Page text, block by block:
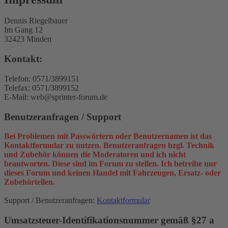
Dennis Riegelbauer
Im Gang 12
32423 Minden
Kontakt:
Telefon: 0571/3899151
Telefax: 0571/3899152
E-Mail: web@sprinter-forum.de
Benutzeranfragen / Support
Bei Problemen mit Passwörtern oder Benutzernamen ist das
Kontaktformular zu nutzen. Benutzeranfragen bzgl. Technik
und Zubehör können die Moderatoren und ich nicht
beantworten. Diese sind im Forum zu stellen. Ich betreibe nur
dieses Forum und keinen Handel mit Fahrzeugen, Ersatz- oder
Zubehörteilen.
Support / Benutzeranfragen: Kontaktformular
Umsatzsteuer-Identifikationsnummer gemäß §27 a